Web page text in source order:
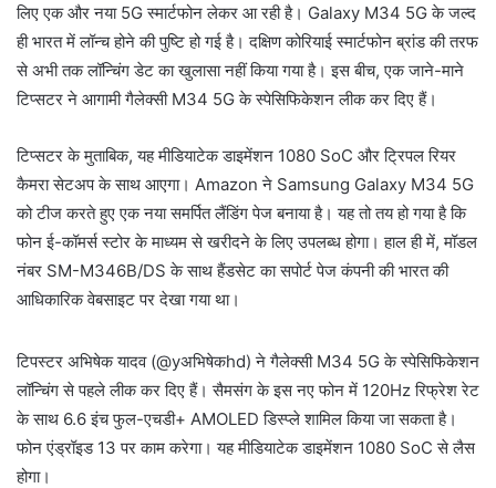
लिए एक और नया 5G स्मार्टफोन लेकर आ रही है। Galaxy M34 5G के जल्द
ही भारत में लॉन्च होने की पुष्टि हो गई है। दक्षिण कोरियाई स्मार्टफोन ब्रांड की तरफ
से अभी तक लॉन्चिंग डेट का खुलासा नहीं किया गया है। इस बीच, एक जाने-माने
टिप्सटर ने आगामी गैलेक्सी M34 5G के स्पेसिफिकेशन लीक कर दिए हैं।
टिप्सटर के मुताबिक, यह मीडियाटेक डाइमेंशन 1080 SoC और ट्रिपल रियर
कैमरा सेटअप के साथ आएगा। Amazon ने Samsung Galaxy M34 5G
को टीज करते हुए एक नया समर्पित लैंडिंग पेज बनाया है। यह तो तय हो गया है कि
फोन ई-कॉमर्स स्टोर के माध्यम से खरीदने के लिए उपलब्ध होगा। हाल ही में, मॉडल
नंबर SM-M346B/DS के साथ हैंडसेट का सपोर्ट पेज कंपनी की भारत की
आधिकारिक वेबसाइट पर देखा गया था।
टिपस्टर अभिषेक यादव (@yअभिषेकhd) ने गैलेक्सी M34 5G के स्पेसिफिकेशन
लॉन्चिंग से पहले लीक कर दिए हैं। सैमसंग के इस नए फोन में 120Hz रिफ्रेश रेट
के साथ 6.6 इंच फुल-एचडी+ AMOLED डिस्प्ले शामिल किया जा सकता है।
फोन एंड्रॉइड 13 पर काम करेगा। यह मीडियाटेक डाइमेंशन 1080 SoC से लैस
होगा।